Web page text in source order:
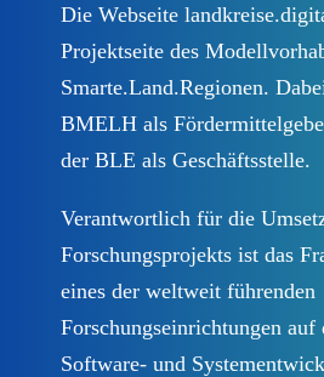
Impressum
Newsletter abonnieren
Die Webseite
Projektseite des
Smarte.Land.Regionen.
BMELH als
der BLE als Geschäftsstelle.
Verantwortlich für die
Forschungsprojekts ist das
eines der weltweit führenden
Forschungseinrichtungen auf
Software- und